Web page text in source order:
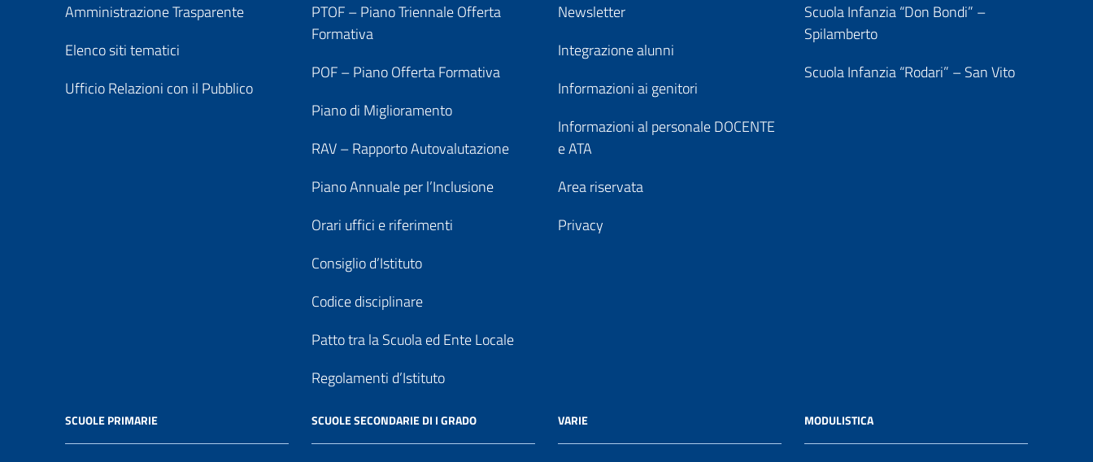
Amministrazione Trasparente
Elenco siti tematici
Ufficio Relazioni con il Pubblico
PTOF – Piano Triennale Offerta
Formativa
POF – Piano Offerta Formativa
Piano di Miglioramento
RAV – Rapporto Autovalutazione
Piano Annuale per l’Inclusione
Orari uffici e riferimenti
Consiglio d’Istituto
Codice disciplinare
Patto tra la Scuola ed Ente Locale
Regolamenti d’Istituto
Newsletter
Integrazione alunni
Informazioni ai genitori
Informazioni al personale DOCENTE
e ATA
Area riservata
Privacy
Scuola Infanzia “Don Bondi” –
Spilamberto
Scuola Infanzia “Rodari” – San Vito
SCUOLE PRIMARIE SCUOLE SECONDARIE DI I GRADO VARIE MODULISTICA